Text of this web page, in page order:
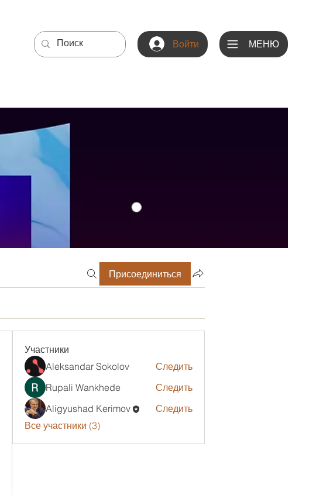
МЕНЮ
Войти
Присоединиться
Участники
Aleksandar Sokolov
Следить
Rupali Wankhede
Следить
Aligyushad Kerimov
Следить
Все участники (3)